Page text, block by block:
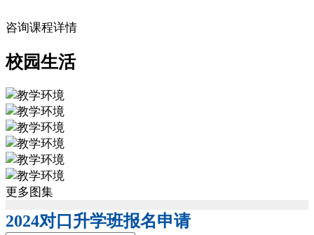
咨询课程详情
校园生活
更多图集
2024对口升学班报名申请